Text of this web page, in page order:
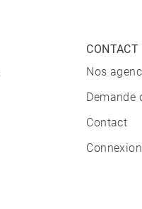
CONTACT
Nos
Demande
Contact